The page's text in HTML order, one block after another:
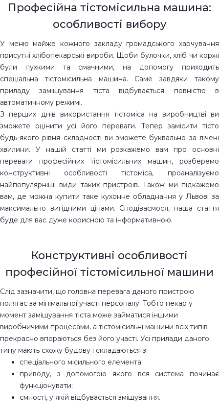
Професійна тістомісильна машина:
особливості вибору
У меню майже кожного закладу громадського харчування
присутні хлібопекарські вироби. Щоби булочки, хліб чи коржі
були пухкими та смачними, на допомогу приходить
спеціальна тістомісильна машина. Саме завдяки такому
приладу замішування тіста відбувається повністю в
автоматичному режимі.
З перших днів використання тістоміса на виробництві ви
зможете оцінити усі його переваги. Тепер замісити тісто
будь-якого рівня складності ви зможете буквально за лічені
хвилини. У нашій статті ми розкажемо вам про основні
переваги професійних тістомісильних машин, розберемо
конструктивні особливості тістоміса, проаналізуємо
найпопулярніші види таких пристроїв. Також ми підкажемо
вам, де можна купити таке кухонне обладнання у Львові за
максимально вигідними цінами. Сподіваємося, наша стаття
буде для вас дуже корисною та інформативною.
Конструктивні особливості
професійної тістомісильної машини
Слід зазначити, що головна перевага даного пристрою
полягає за мінімальної участі персоналу. Тобто пекар у
момент замішування тіста може займатися іншими
виробничими процесами, а тістомісильні машини всіх типів
прекрасно впораються без його участі. Усі прилади даного
типу мають схожу будову і складаються з:
спеціального місильного елемента;
приводу, з допомогою якого вся система починає
функціонувати;
ємності, у якій відбувається змішування.